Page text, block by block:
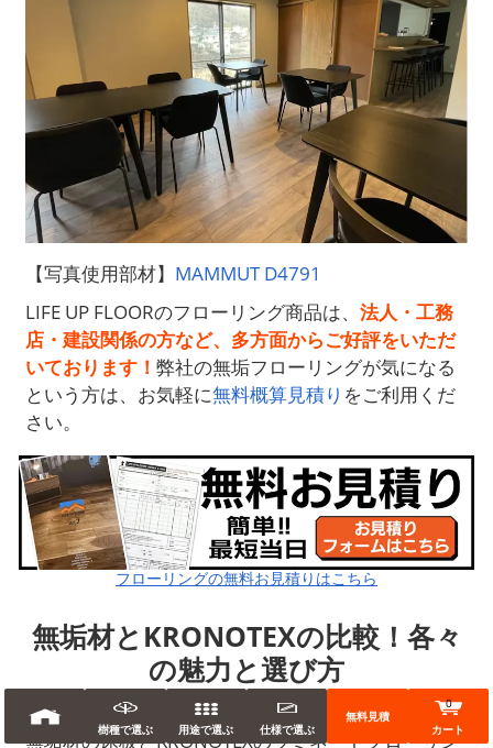
【写真使用部材】 MAMMUT D4791
LIFE UP FLOORのフローリング商品は、法人・工務
店・建設関係の方など、多方面からご好評をいただ
いております！弊社の無垢フローリングが気になる
という方は、お気軽に無料概算見積り をご利用くだ
さい。
フローリングの無料お見積りはこちら
無垢材とKRONOTEXの比較！各々
の魅力と選び方
無垢材の床板とKRONOTEXのラミネートフローリン
樹種で選ぶ 用途で選ぶ 仕様で選ぶ
無料見積
0
カート